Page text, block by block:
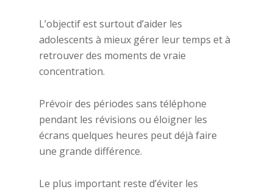
L’objectif est surtout d’aider les
adolescents à mieux gérer leur temps et à
retrouver des moments de vraie
concentration.
Prévoir des périodes sans téléphone
pendant les révisions ou éloigner les
écrans quelques heures peut déjà faire
une grande différence.
Le plus important reste d’éviter les